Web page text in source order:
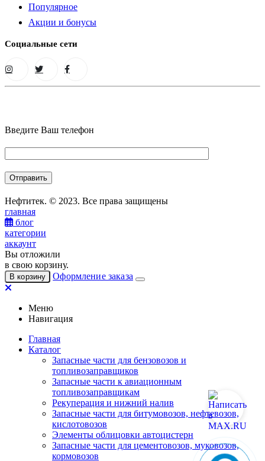
Популярное
Акции и бонусы
Социальные сети
Введите Ваш телефон
Нефтитек. © 2023. Все права защищены
главная
блог
категории
аккаунт
Вы отложили
в свою корзину.
В корзину Оформление заказа
Меню
Навигация
Главная
Каталог
Запасные части для бензовозов и
топливозаправщиков
Запасные части к авиационным
топливозаправщикам
Рекуперация и нижний налив
Запасные части для битумовозов, нефтевозов,
кислотовозов
Элементы облицовки автоцистерн
Запасные части для цементовозов, муковозов,
кормовозов